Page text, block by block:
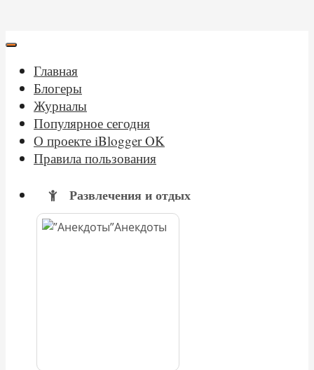
Главная
Блогеры
Журналы
Популярное сегодня
О проекте iBlogger OK
Правила пользования
Развлечения и отдых
Анекдоты